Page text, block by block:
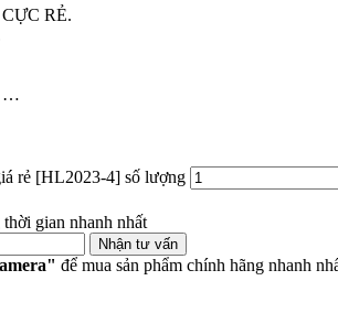
RẺ.
…
rẻ [HL2023-4] số lượng
gian nhanh nhất
Nhận tư vấn
để mua sản phẩm chính hãng nhanh